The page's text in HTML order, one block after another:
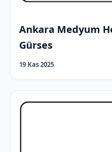
Ankara Medyum
Gürses
19 Kas 2025